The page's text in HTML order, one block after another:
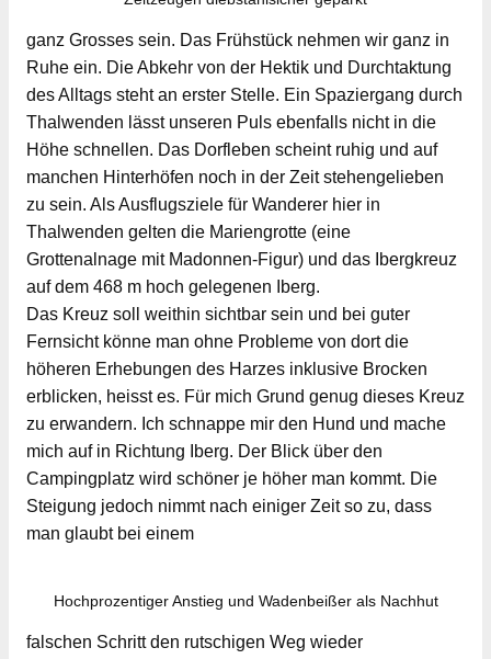
ganz Grosses sein. Das Frühstück nehmen wir ganz in
Ruhe ein. Die Abkehr von der Hektik und Durchtaktung
des Alltags steht an erster Stelle. Ein Spaziergang durch
Thalwenden lässt unseren Puls ebenfalls nicht in die
Höhe schnellen. Das Dorfleben scheint ruhig und auf
manchen Hinterhöfen noch in der Zeit stehengelieben
zu sein. Als Ausflugsziele für Wanderer hier in
Thalwenden gelten die Mariengrotte (eine
Grottenalnage mit Madonnen-Figur) und das Ibergkreuz
auf dem 468 m hoch gelegenen Iberg.
Das Kreuz soll weithin sichtbar sein und bei guter
Fernsicht könne man ohne Probleme von dort die
höheren Erhebungen des Harzes inklusive Brocken
erblicken, heisst es. Für mich Grund genug dieses Kreuz
zu erwandern. Ich schnappe mir den Hund und mache
mich auf in Richtung Iberg. Der Blick über den
Campingplatz wird schöner je höher man kommt. Die
Steigung jedoch nimmt nach einiger Zeit so zu, dass
man glaubt bei einem
Hochprozentiger Anstieg und Wadenbeißer als Nachhut
falschen Schritt den rutschigen Weg wieder